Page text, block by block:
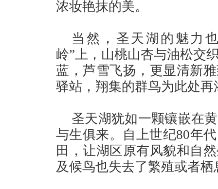
浓妆艳抹的美。
当然，圣天湖的魅力
岭”上，山桃山杏与油松交
蓝，芦雪飞扬，更显清新
驿站，翔集的群鸟为此处再
圣天湖犹如一颗镶嵌在
与生俱来。自上世纪80年
田，让湖区原有风貌和自
及候鸟也失去了繁殖或者栖